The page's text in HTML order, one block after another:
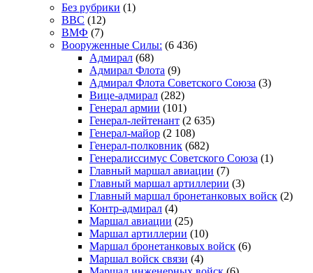
Без рубрики (1)
ВВС (12)
ВМФ (7)
Вооруженные Силы: (6 436)
Адмирал (68)
Адмирал Флота (9)
Адмирал Флота Советского Союза (3)
Вице-адмирал (282)
Генерал армии (101)
Генерал-лейтенант (2 635)
Генерал-майор (2 108)
Генерал-полковник (682)
Генералиссимус Советского Союза (1)
Главный маршал авиации (7)
Главный маршал артиллерии (3)
Главный маршал бронетанковых войск (2)
Контр-адмирал (4)
Маршал авиации (25)
Маршал артиллерии (10)
Маршал бронетанковых войск (6)
Маршал войск связи (4)